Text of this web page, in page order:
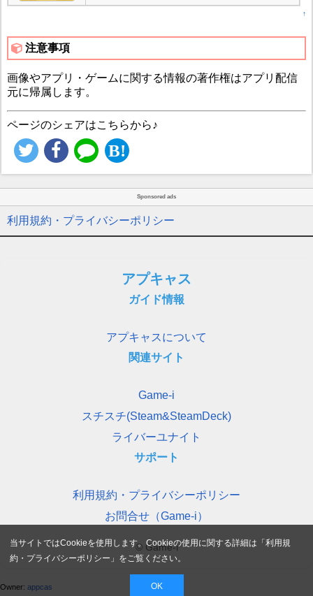
↑
注意事項
画像やアプリ・ゲームに関する情報の著作権はアプリ配信
元に帰属します。
ページのシェアはこちらから♪
Sponsored ads
利用規約・プライバシーポリシー
アプキャス
ガイド情報
アプキャスについて
関連サイト
Game-i
スチスチ(Steam&SteamDeck)
ライバーユナイト
サポート
利用規約・プライバシーポリシー
お問合せ（Game-i）
© Game-i
Owner: appcas
当サイトではCookieを使用します。Cookieの使用に関する詳細は「利用規
約・プライバシーポリシー 」をご覧ください。
OK